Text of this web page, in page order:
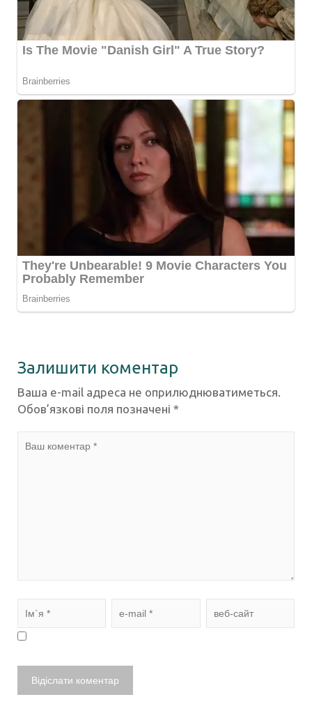
Залишити коментар
Ваша e-mail адреса не оприлюднюватиметься.
Обов’язкові поля позначені *